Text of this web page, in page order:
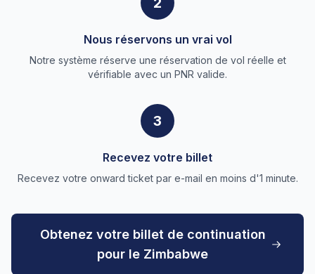
Nous réservons un vrai vol
Notre système réserve une réservation de vol réelle et
vérifiable avec un PNR valide.
3
Recevez votre billet
Recevez votre onward ticket par e-mail en moins d'1 minute.
Obtenez votre billet de continuation
pour le Zimbabwe